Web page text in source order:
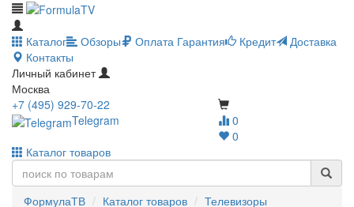
Каталог Обзоры Оплата Гарантия Кредит
Доставка
Контакты
Личный кабинет
Москва
0
0
+7 (495) 929-70-22
Telegram
Каталог товаров
ФормулаТВ Каталог товаров
Телевизоры